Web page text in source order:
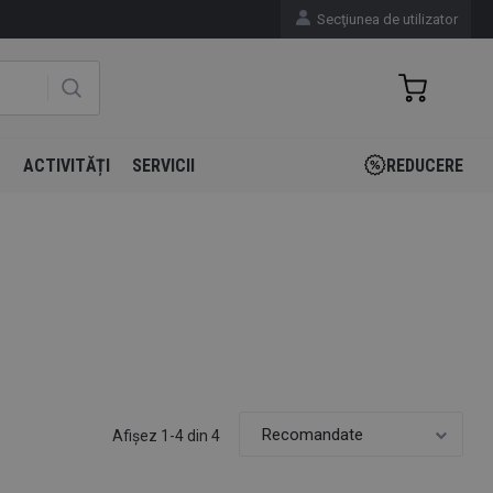
Secţiunea de utilizator
ACTIVITĂȚI SERVICII REDUCERE
Afişez 1-4 din 4